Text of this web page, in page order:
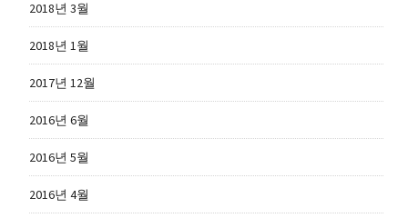
2018년 3월
2018년 1월
2017년 12월
2016년 6월
2016년 5월
2016년 4월